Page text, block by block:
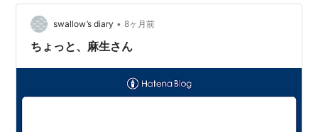
発する告発状が送付されたことが、「週刊文春」の取材
でわかった。 この疑惑は、昨年の衆院選で林氏が「労務
費」として1社を含め計269名に約316万円を支払ったと
swallow’s diary • 8ヶ月前
ちょっと、麻生さん